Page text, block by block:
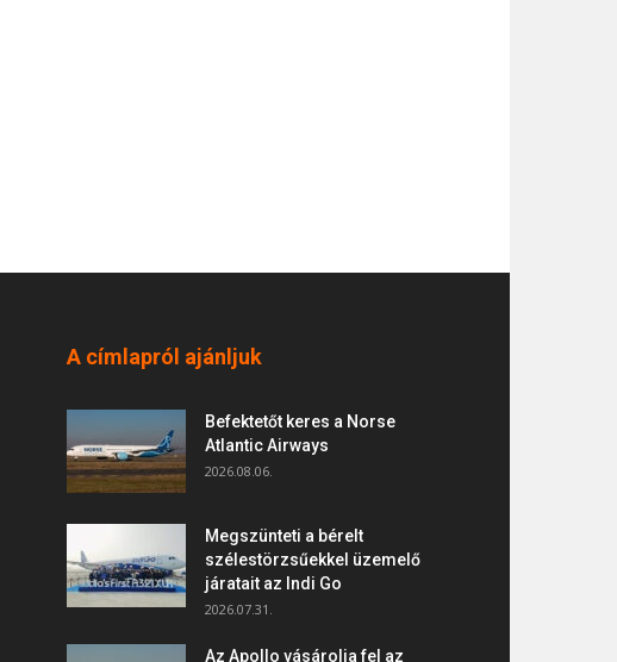
A címlapról ajánljuk
Befektetőt keres a Norse
Atlantic Airways
2026.08.06.
Megszünteti a bérelt
szélestörzsűekkel üzemelő
járatait az Indi Go
2026.07.31.
Az Apollo vásárolja fel az